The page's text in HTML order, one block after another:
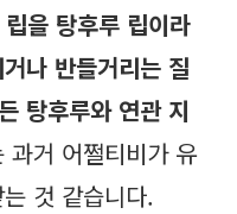
을 탕후루 립이라
나 반들거리는 질
탕후루와 연관 지
과거 어쩔티비가 유
것 같습니다.